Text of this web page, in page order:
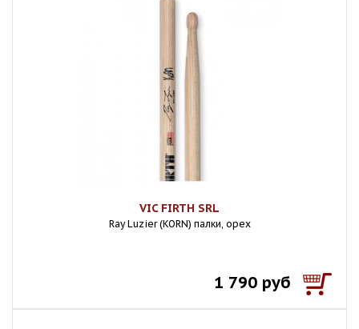
VIC FIRTH SRL
Ray Luzier (KORN) палки, орех
1 790 руб